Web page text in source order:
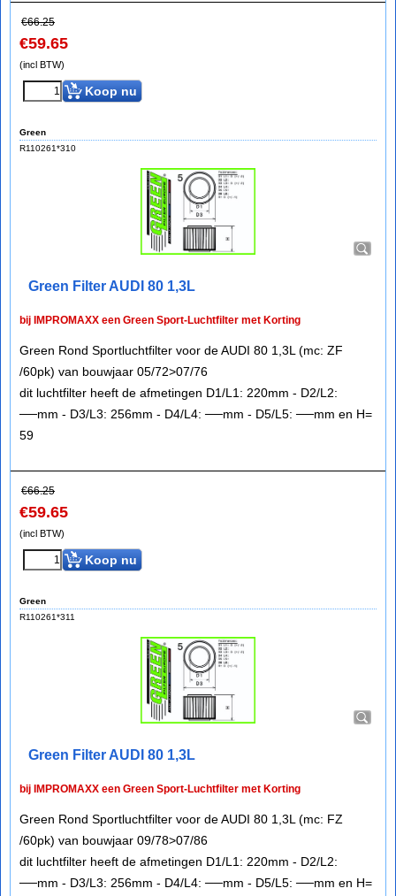
€66.25
€59.65
(incl BTW)
Koop nu
Green
R110261*310
Green Filter AUDI 80 1,3L
bij IMPROMAXX een Green Sport-Luchtfilter met Korting
Green Rond Sportluchtfilter voor de AUDI 80 1,3L (mc: ZF
/60pk) van bouwjaar 05/72>07/76
dit luchtfilter heeft de afmetingen D1/L1: 220mm - D2/L2:
──mm - D3/L3: 256mm - D4/L4: ──mm - D5/L5: ──mm en H=
59
€66.25
€59.65
(incl BTW)
Koop nu
Green
R110261*311
Green Filter AUDI 80 1,3L
bij IMPROMAXX een Green Sport-Luchtfilter met Korting
Green Rond Sportluchtfilter voor de AUDI 80 1,3L (mc: FZ
/60pk) van bouwjaar 09/78>07/86
dit luchtfilter heeft de afmetingen D1/L1: 220mm - D2/L2:
──mm - D3/L3: 256mm - D4/L4: ──mm - D5/L5: ──mm en H=